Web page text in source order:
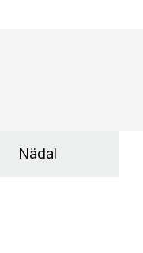
Nädal